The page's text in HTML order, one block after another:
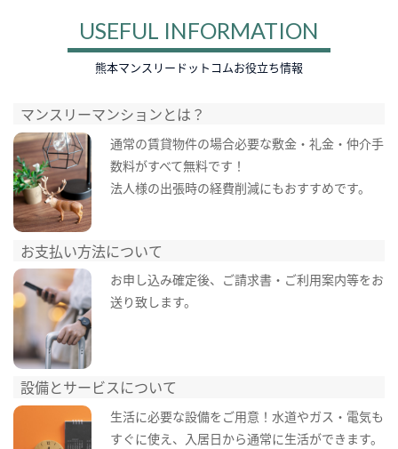
USEFUL INFORMATION
熊本マンスリードットコムお役立ち情報
マンスリーマンションとは？
通常の賃貸物件の場合必要な敷金・礼金・仲介手
数料がすべて無料です！
法人様の出張時の経費削減にもおすすめです。
お支払い方法について
お申し込み確定後、ご請求書・ご利用案内等をお
送り致します。
設備とサービスについて
生活に必要な設備をご用意！水道やガス・電気も
すぐに使え、入居日から通常に生活ができます。